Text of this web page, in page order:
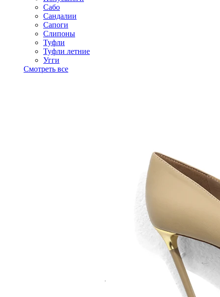
Сабо
Сандалии
Сапоги
Слипоны
Туфли
Туфли летние
Угги
Смотреть все